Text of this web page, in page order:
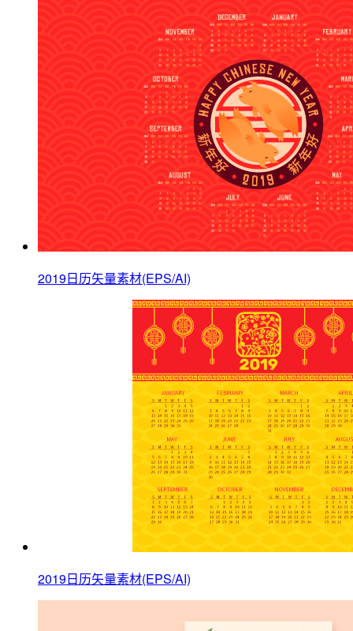
2019日历矢量素材(EPS/AI)
2019日历矢量素材(EPS/AI)